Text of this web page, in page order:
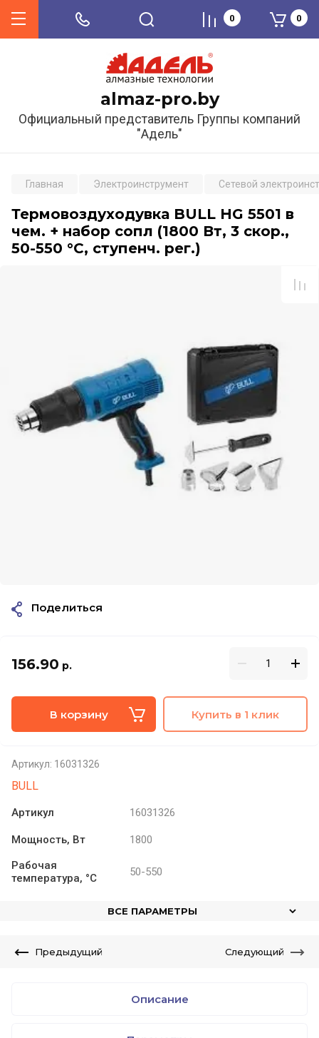
almaz-pro.by
Официальный представитель Группы компаний
"Адель"
0 0
Главная Электроинструмент Сетевой
Термовоздуходувка BULL HG 5501 в
чем. + набор сопл (1800 Вт, 3 скор.,
50-550 °С, ступенч. рег.)
156.90 р.
В корзину Купить в 1 клик
Артикул: 16031326
BULL
Артикул 16031326
Мощность, Вт
1800
Рабочая
температура, °C
50-550
ВСЕ ПАРАМЕТРЫ
Поделиться
Предыдущий Следующий
Описание